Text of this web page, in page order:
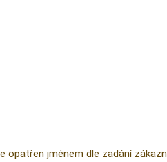
jménem dle zadání